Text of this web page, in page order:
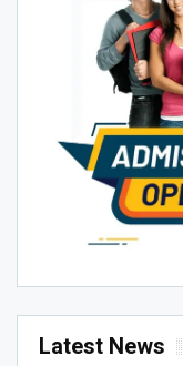
Latest News